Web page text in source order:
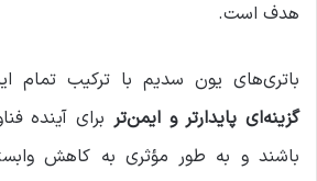
هدف است.
باتری‌های یون سدیم با ترکیب تمام
گزینه‌ای پایدارتر و ایمن‌تر برای آینده
باشند و به طور مؤثری به کاهش